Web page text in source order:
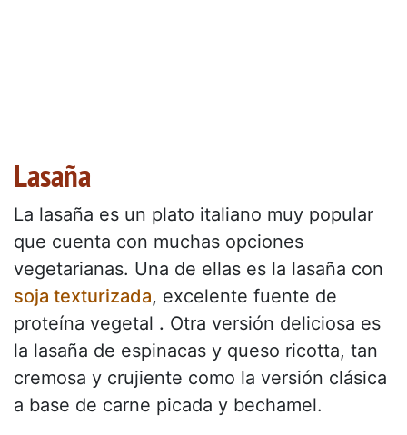
Lasaña
La lasaña es un plato italiano muy popular
que cuenta con muchas opciones
vegetarianas. Una de ellas es la lasaña con
soja texturizada, excelente fuente de
proteína vegetal . Otra versión deliciosa es
la lasaña de espinacas y queso ricotta, tan
cremosa y crujiente como la versión clásica
a base de carne picada y bechamel.